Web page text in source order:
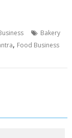
Bakery
, Food Business